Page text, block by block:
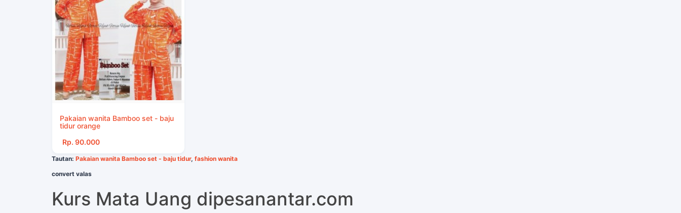
Pakaian wanita Bamboo set - baju
tidur orange
Rp. 90.000
Tautan: Pakaian wanita Bamboo set - baju tidur, fashion wanita
convert valas
Kurs Mata Uang dipesanantar.com